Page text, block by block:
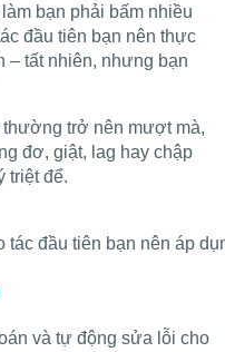
bạn phải bấm nhiều
đầu tiên bạn nên thực
– tất nhiên, nhưng bạn
trở nên mượt mà,
đơ, giật, lag hay chập
triệt để.
tác đầu tiên bạn nên áp
và tự động sửa lỗi cho